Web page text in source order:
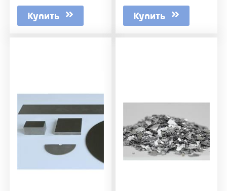
Купить Купить